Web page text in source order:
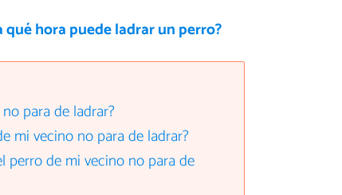
qué hora puede ladrar un perro?
para de ladrar?
mi vecino no para de ladrar?
perro de mi vecino no para de